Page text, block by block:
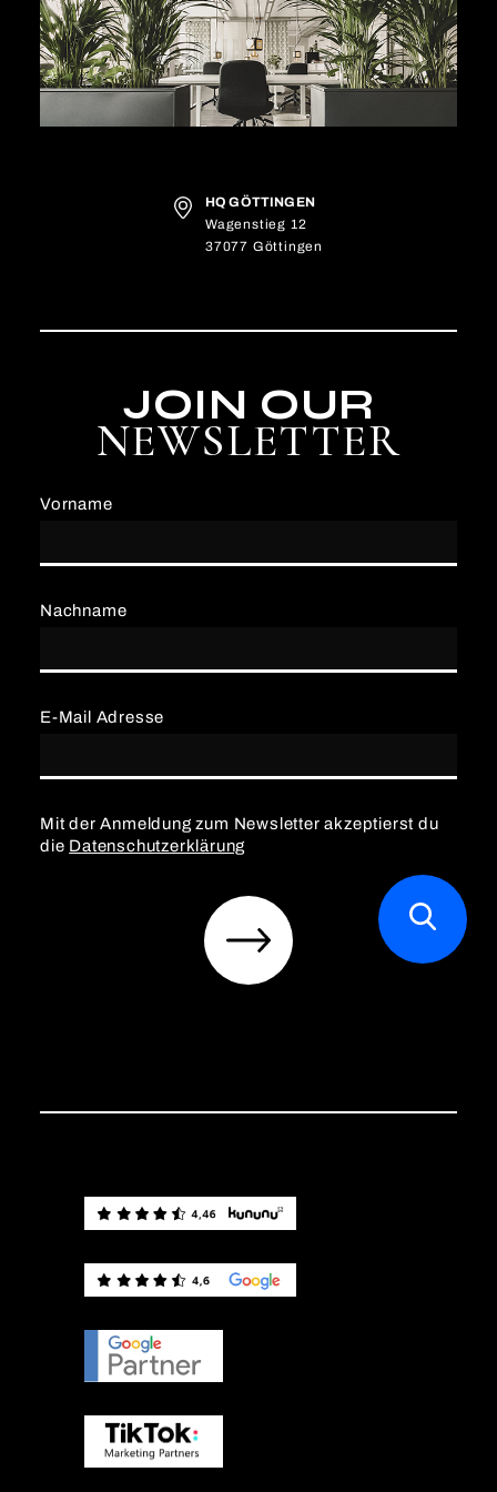
HQ GÖTTINGEN
Wagenstieg 12
37077 Göttingen
JOIN OUR
NEWSLETTER
Vorname
E-Mail Adresse
Nachname
Mit der Anmeldung zum Newsletter akzeptierst du
die Datenschutzerklärung